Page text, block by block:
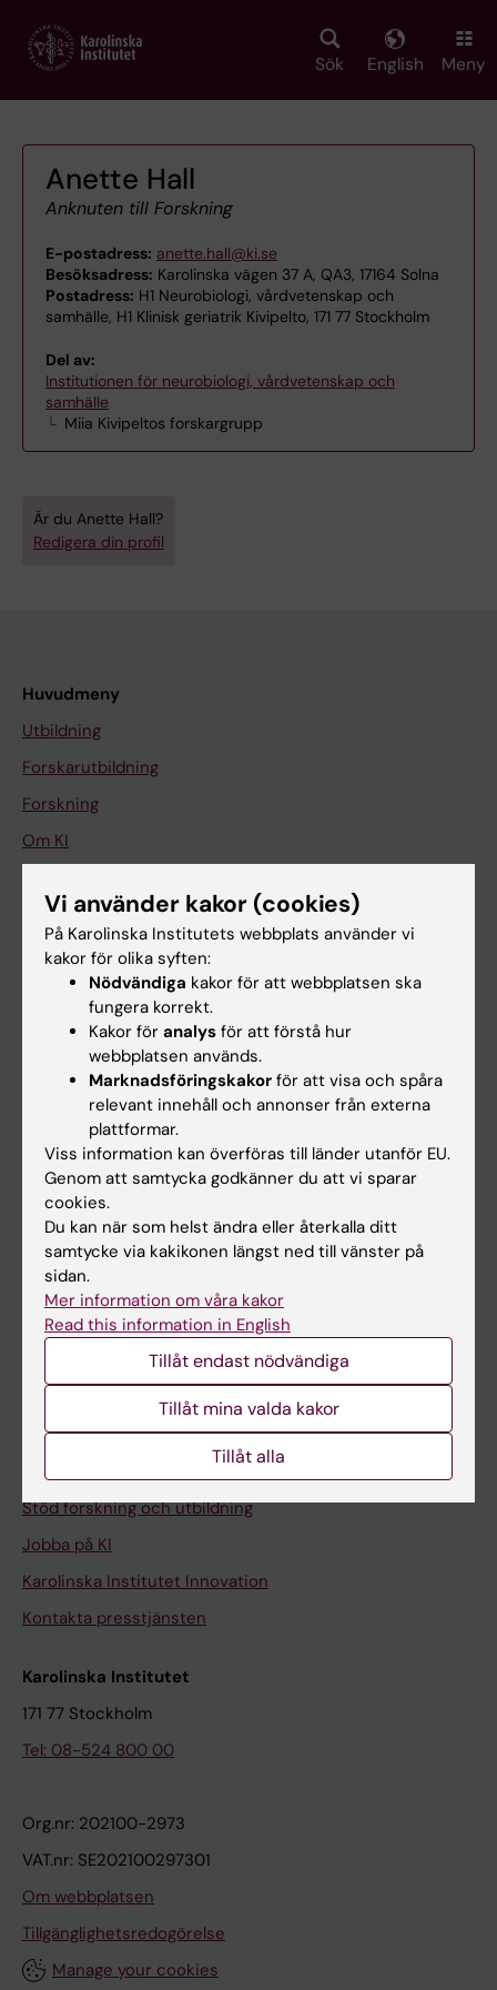
main
Sök English Meny
Anette Hall
Anknuten till Forskning
E-postadress: anette.hall@ki.se
Besöksadress: Karolinska vägen 37 A, QA3, 17164 Solna
Postadress: H1 Neurobiologi, vårdvetenskap och
samhälle, H1 Klinisk geriatrik Kivipelto, 171 77 Stockholm
Del av:
Institutionen för neurobiologi, vårdvetenskap och
samhälle
Miia Kivipeltos forskargrupp
Är du Anette Hall?
Redigera din profil
Huvudmeny
Utbildning
Forskarutbildning
Forskning
Om KI
På gång
Nyheter
Kalender
Schema
Studentmejlen
Kurs- och programwebbar
Student på KI
Medarbetare
Medarbetarportalen
Kontakta och besök KI
Universitetsbiblioteket
Stöd forskning och utbildning
Jobba på KI
Karolinska Institutet Innovation
Kontakta presstjänsten
Karolinska Institutet
171 77 Stockholm
Tel: 08-524 800 00
Org.nr: 202100-2973
VAT.nr: SE202100297301
Om webbplatsen
Tillgänglighetsredogörelse
Manage your cookies
Vi använder kakor (cookies)
På Karolinska Institutets webbplats använder vi
kakor för olika syften:
Nödvändiga kakor för att webbplatsen ska
fungera korrekt.
Kakor för analys för att förstå hur
webbplatsen används.
Marknadsföringskakor för att visa och spåra
relevant innehåll och annonser från externa
plattformar.
Viss information kan överföras till länder utanför EU.
Genom att samtycka godkänner du att vi sparar
cookies.
Du kan när som helst ändra eller återkalla ditt
samtycke via kakikonen längst ned till vänster på
sidan.
Mer information om våra kakor
Read this information in English
Tillåt endast nödvändiga
Tillåt mina valda kakor
Tillåt alla